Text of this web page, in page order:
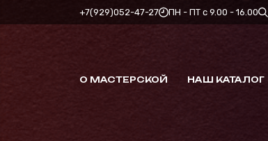
+7(929)052-47-27 ПН - ПТ с 9.00 - 16.00
О МАСТЕРСКОЙ НАШ КАТАЛОГ